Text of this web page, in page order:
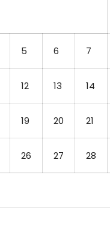
5 6 7
12 13 14
19 20 21
26 27 28